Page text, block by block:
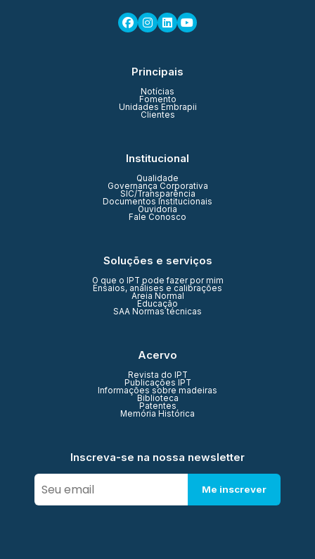
Principais
Notícias
Fomento
Unidades Embrapii
Clientes
Institucional
Qualidade
Governança Corporativa
SIC/Transparência
Documentos Institucionais
Ouvidoria
Fale Conosco
Soluções e serviços
O que o IPT pode fazer por mim
Ensaios, análises e calibrações
Areia Normal
Educação
SAA Normas técnicas
Acervo
Revista do IPT
Publicações IPT
Informações sobre madeiras
Biblioteca
Patentes
Memória Histórica
Inscreva-se na nossa newsletter
Me inscrever